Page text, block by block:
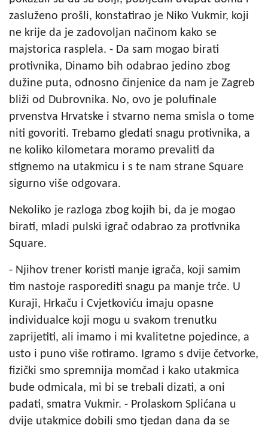
zasluženo prošli, konstatirao je Niko Vukmir, koji
ne krije da je zadovoljan načinom kako se
majstorica rasplela. - Da sam mogao birati
protivnika, Dinamo bih odabrao jedino zbog
dužine puta, odnosno činjenice da nam je Zagreb
bliži od Dubrovnika. No, ovo je polufinale
prvenstva Hrvatske i stvarno nema smisla o tome
niti govoriti. Trebamo gledati snagu protivnika, a
ne koliko kilometara moramo prevaliti da
stignemo na utakmicu i s te nam strane Square
sigurno više odgovara.
Nekoliko je razloga zbog kojih bi, da je mogao
birati, mladi pulski igrač odabrao za protivnika
Square.
- Njihov trener koristi manje igrača, koji samim
tim nastoje rasporediti snagu pa manje trče. U
Kuraji, Hrkaču i Cvjetkoviću imaju opasne
individualce koji mogu u svakom trenutku
zaprijetiti, ali imamo i mi kvalitetne pojedince, a
usto i puno više rotiramo. Igramo s dvije četvorke,
fizički smo spremnija momčad i kako utakmica
bude odmicala, mi bi se trebali dizati, a oni
padati, smatra Vukmir. - Prolaskom Splićana u
dvije utakmice dobili smo tjedan dana da se